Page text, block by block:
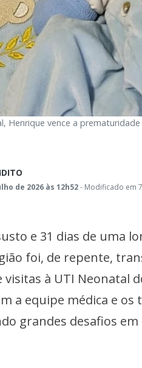
Henrique vence a
de 2026 às 12h52- Modificado em
e 31 dias de uma
foi, de repente,
visitas à UTI Neonatal
a equipe médica e
grandes desafios em